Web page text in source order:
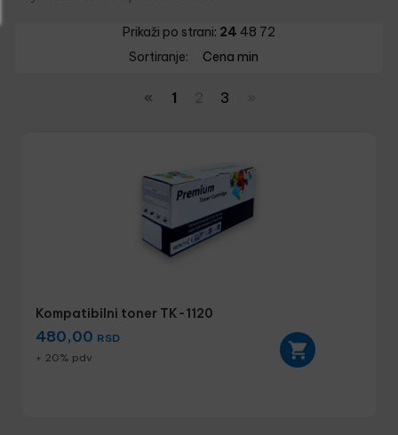
Prikaži po strani: 24 48 72
Sortiranje:
Cena min
« 1 3
Kompatibilni toner TK-1120
480,00 RSD
+ 20% pdv